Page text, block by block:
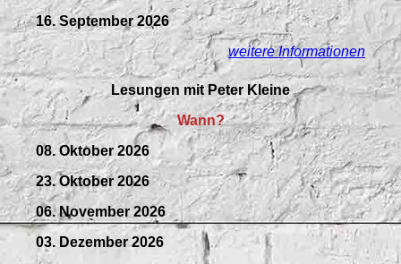
16. September 2026
weitere Informationen
Lesungen mit Peter Kleine
Wann?
08. Oktober 2026
23. Oktober 2026
06. November 2026
03. Dezember 2026